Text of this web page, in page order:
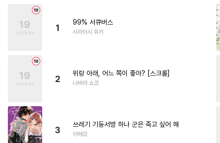
1
99% 서큐버스
시라이시 유키
2
위랑 아래, 어느 쪽이 좋아? [스크롤]
나바라 쇼코
3
쓰레기 기둥서방 하나 군은 죽고 싶어 해
아메코